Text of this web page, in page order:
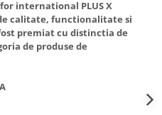
international PLUS X
calitate, functionalitate si
premiat cu distinctia de
de produse de